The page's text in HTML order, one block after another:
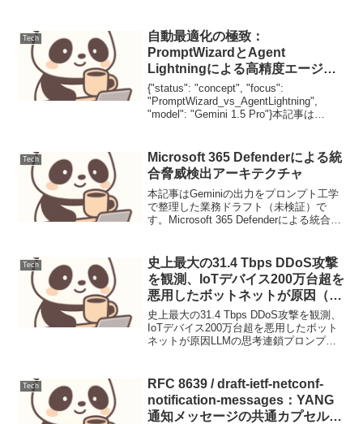
Tech
自動最適化の極致：
PromptWizardとAgent
Lightningによる高精度エージェ
ント構築
{"status": "concept", "focus":
"PromptWizard_vs_AgentLightning",
"model": "Gemini 1.5 Pro"}本記事は
Tech
Microsoft 365 Defenderによる統
合脅威検出アーキテクチャ
本記事はGeminiの出力をプロンプト工学
で整理した業務ドラフト（未検証）で
す。Microsoft 365 Defenderによる統合脅
統合し、組織...
Tech
史上最大の31.4 Tbps DDoS攻撃
を観測、IoTデバイス200万台超を
悪用したボットネットが原因（運
用連絡）
史上最大の31.4 Tbps DDoS攻撃を観測、
IoTデバイス200万台超を悪用したボット
ネットが原因LLMの思考連鎖プロンプテ
の問い合わせ対応を自動化するLL...
Tech
RFC 8639 / draft-ietf-netconf-
notification-messages：YANG
通知メッセージの共通カプセル化